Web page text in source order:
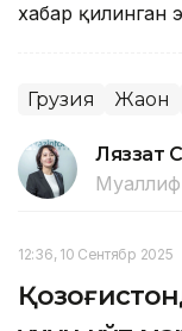
хабар қилинган
Грузия Жаҳон
Ляззат
Муаллиф
12:36, 10 Сентябр 2025